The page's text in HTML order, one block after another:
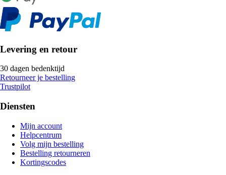
Levering en retour
30 dagen bedenktijd
Retourneer je bestelling
Trustpilot
Diensten
Mijn account
Helpcentrum
Volg mijn bestelling
Bestelling retourneren
Kortingscodes